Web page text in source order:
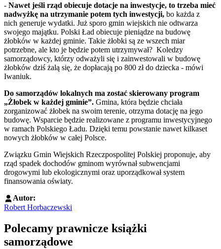
- Nawet jeśli rząd obiecuje dotacje na inwestycje, to trzeba mieć
nadwyżkę na utrzymanie potem tych inwestycji, bo każda z
nich generuje wydatki. Już sporo gmin wiejskich nie odtwarza
swojego majątku. Polski Ład obiecuje pieniądze na budowę
żłobków w każdej gminie. Takie żłobki są ze wszech miar
potrzebne, ale kto je będzie potem utrzymywał? Koledzy
samorządowcy, którzy odważyli się i zainwestowali w budowę
żłobków dziś żalą się, że dopłacają po 800 zł do dziecka - mówi
Iwaniuk.
Do samorządów lokalnych ma zostać skierowany program
„Żłobek w każdej gminie”. Gmina, która będzie chciała
zorganizować żłobek na swoim terenie, otrzyma dotację na jego
budowę. Wsparcie będzie realizowane z programu inwestycyjnego
w ramach Polskiego Ładu. Dzięki temu powstanie nawet kilkaset
nowych żłobków w całej Polsce.
Związku Gmin Wiejskich Rzeczpospolitej Polskiej proponuje, aby
rząd spadek dochodów gminom wyrównał subwencjami
drogowymi lub ekologicznymi oraz uporządkował system
finansowania oświaty.
Autor:
Robert Horbaczewski
Polecamy prawnicze książki
samorządowe